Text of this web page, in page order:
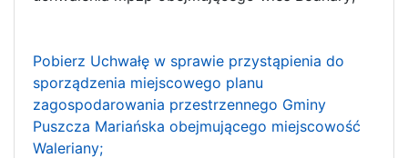
Pobierz Uchwałę w sprawie przystąpienia do
sporządzenia miejscowego planu
zagospodarowania przestrzennego Gminy
Puszcza Mariańska obejmującego miejscowość
Waleriany;